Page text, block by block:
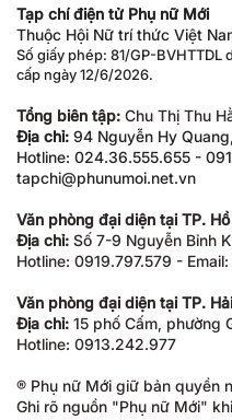
Tạp chí điện tử Phụ nữ Mới
Thuộc Hội Nữ trí thức Việt
Số giấy phép: 81/GP-BVHTTDL
cấp ngày 12/6/2026.
Tổng biên tập: Chu Thị Thu
Địa chỉ: 94 Nguyễn Hy
Hotline: 024.36.555.655 -
tapchi@phunumoi.net.vn
Văn phòng đại diện tại TP.
Địa chỉ: Số 7-9 Nguyễn Bỉnh
Hotline: 0919.797.579 -
Văn phòng đại diện tại TP.
Địa chỉ: 15 phố Cấm, phường
Hotline: 0913.242.977
® Phụ nữ Mới giữ bản quyền
Ghi rõ nguồn "Phụ nữ Mới"